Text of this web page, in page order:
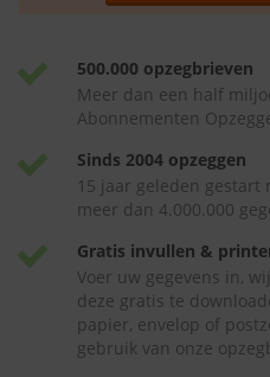
500.000 opzegbrieven
Meer dan een half
Abonnementen
Sinds 2004 opzeggen
15 jaar geleden
meer dan 4.000.000
Gratis invullen &
Voer uw gegevens in,
deze gratis te
papier, envelop of
gebruik van onze